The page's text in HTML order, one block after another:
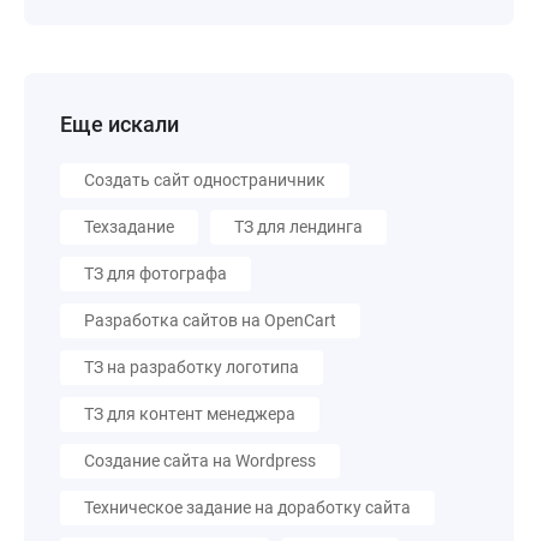
Еще искали
Создать сайт одностраничник
Техзадание ТЗ для лендинга
ТЗ для фотографа
Разработка сайтов на OpenCart
ТЗ на разработку логотипа
ТЗ для контент менеджера
Создание сайта на Wordpress
Техническое задание на доработку сайта